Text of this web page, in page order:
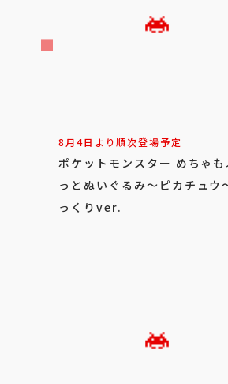
8月4日より順次登場予定
ポケットモンスター めちゃ
っとぬいぐるみ～ピカチュウ
っくりver.